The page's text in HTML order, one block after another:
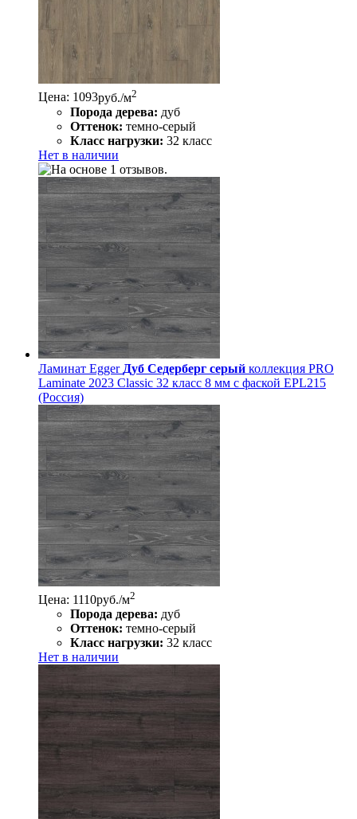
Цена: 1093руб./м2
Порода дерева: дуб
Оттенок: темно-серый
Класс нагрузки: 32 класс
Нет в наличии
Ламинат Egger Дуб Седерберг серый коллекция PRO
Laminate 2023 Classic 32 класс 8 мм с фаской EPL215
(Россия)
Цена: 1110руб./м2
Порода дерева: дуб
Оттенок: темно-серый
Класс нагрузки: 32 класс
Нет в наличии